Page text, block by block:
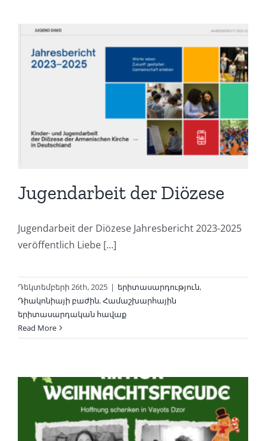
Jugendarbeit der Diözese
Jugendarbeit der Diözese Jahresbericht 2023-2025
veröffentlich Liebe [...]
Դեկտեմբերի 26th, 2025 | երիտասարդություն,
Դիակոնիայի բաժին,Համաշխարհային
երիտասարդական հավաք
Read More